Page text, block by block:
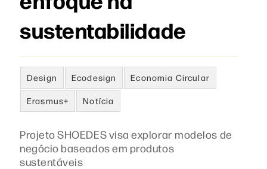
sustentabilidade
Design Ecodesign Economia Circular
Erasmus+ Notícia
Projeto SHOEDES visa explorar modelos de
negócio baseados em produtos
sustentáveis